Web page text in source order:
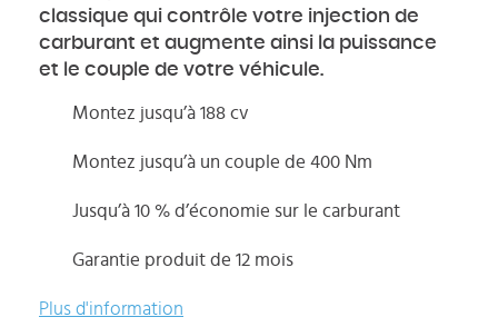
classique qui contrôle votre injection de
carburant et augmente ainsi la puissance
et le couple de votre véhicule.
Montez jusqu’à 188 cv
Montez jusqu’à un couple de 400 Nm
Jusqu’à 10 % d’économie sur le carburant
Garantie produit de 12 mois
Plus d'information